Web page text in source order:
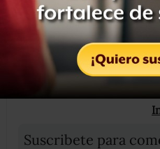
OCULTAR
Suscribete para